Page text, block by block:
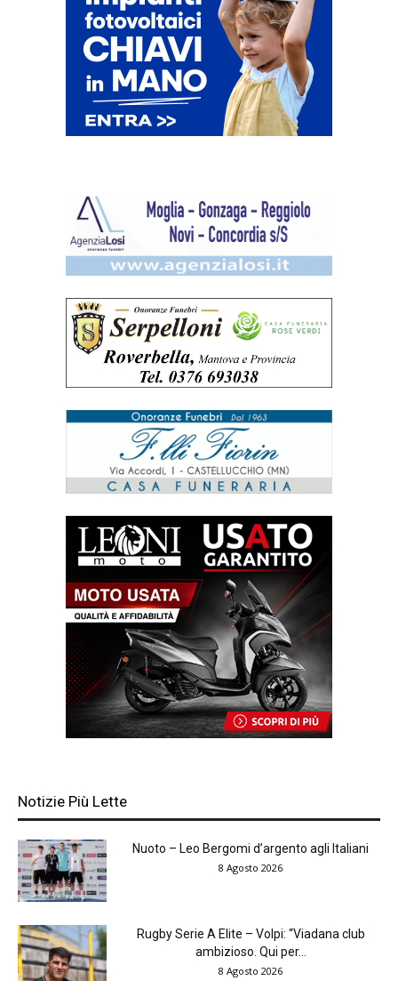
Notizie Più Lette
Nuoto – Leo Bergomi d’argento agli Italiani
8 Agosto 2026
Rugby Serie A Elite – Volpi: “Viadana club
ambizioso. Qui per...
8 Agosto 2026